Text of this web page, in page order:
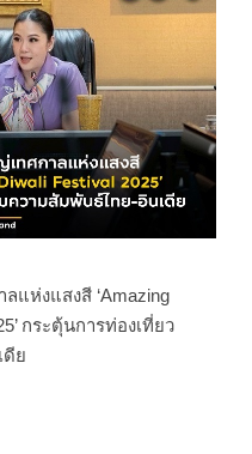
ห่งแสงสี ‘Amazing
กระตุ้นการท่องเที่ยว
ดีย